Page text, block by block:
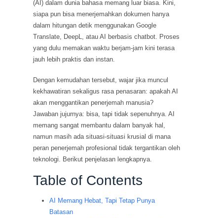
(AI) dalam dunia bahasa memang luar biasa. Kini,
siapa pun bisa menerjemahkan dokumen hanya
dalam hitungan detik menggunakan Google
Translate, DeepL, atau AI berbasis chatbot. Proses
yang dulu memakan waktu berjam-jam kini terasa
jauh lebih praktis dan instan.
Dengan kemudahan tersebut, wajar jika muncul
kekhawatiran sekaligus rasa penasaran: apakah AI
akan menggantikan penerjemah manusia?
Jawaban jujurnya: bisa, tapi tidak sepenuhnya. AI
memang sangat membantu dalam banyak hal,
namun masih ada situasi-situasi krusial di mana
peran penerjemah profesional tidak tergantikan oleh
teknologi. Berikut penjelasan lengkapnya.
Table of Contents
AI Memang Hebat, Tapi Tetap Punya
Batasan